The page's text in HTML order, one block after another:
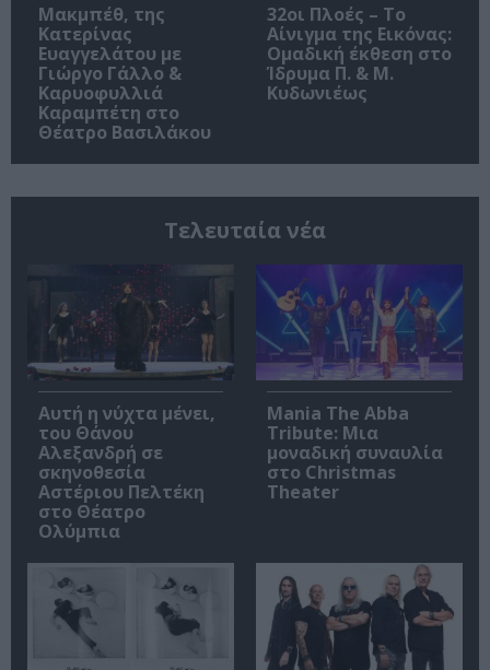
Μακμπέθ, της
Κατερίνας
Ευαγγελάτου με
Γιώργο Γάλλο &
Καρυοφυλλιά
Καραμπέτη στο
Θέατρο Βασιλάκου
32οι Πλοές – Το
Αίνιγμα της Εικόνας:
Ομαδική έκθεση στο
Ίδρυμα Π. & Μ.
Κυδωνιέως
Τελευταία νέα
Αυτή η νύχτα μένει,
του Θάνου
Αλεξανδρή σε
σκηνοθεσία
Αστέριου Πελτέκη
στο Θέατρο
Ολύμπια
Mania The Abba
Tribute: Μια
μοναδική συναυλία
στο Christmas
Theater